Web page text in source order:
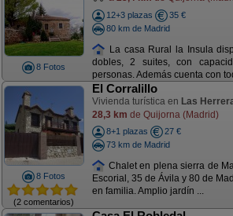
8 Fotos
12+3 plazas
35 €
80 km de Madrid
La casa Rural la Insula
dobles, 2 suites, con
personas. Además cuenta con
8 Fotos
(2 comentarios)
El Corralillo
Vivienda turística en Las
28,3 km de Quijorna (Madrid)
8+1 plazas
27 €
73 km de Madrid
Chalet en plena sierra de
Escorial, 35 de Ávila y 80 de
en familia. Amplio jardín ...